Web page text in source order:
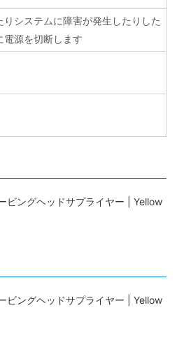
りシステムに障害が発生したりした
電源を切断します